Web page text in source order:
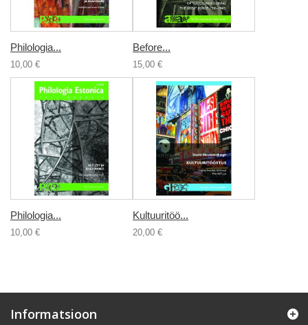
Philologia...
10,00 €
Before...
15,00 €
Philologia...
10,00 €
Kultuuritöö...
20,00 €
Informatsioon